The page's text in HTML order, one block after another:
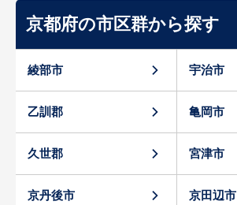
京都府の市区群から探す
綾部市 宇治市
乙訓郡 亀岡市
久世郡 宮津市
京丹後市 京田辺市